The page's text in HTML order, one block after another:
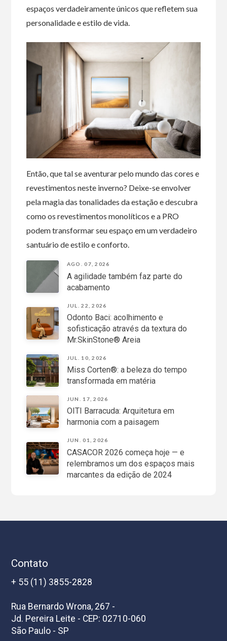
espaços verdadeiramente únicos que refletem sua
personalidade e estilo de vida.
Então, que tal se aventurar pelo mundo das cores e
revestimentos neste inverno? Deixe-se envolver
pela magia das tonalidades da estação e descubra
como os revestimentos monolíticos e a PRO
podem transformar seu espaço em um verdadeiro
santuário de estilo e conforto.
AGO. 07, 2026
A agilidade também faz parte do
acabamento
JUL. 22, 2026
Odonto Baci: acolhimento e
sofisticação através da textura do
Mr.SkinStone® Areia
JUL. 10, 2026
Miss Corten®: a beleza do tempo
transformada em matéria
JUN. 17, 2026
OITI Barracuda: Arquitetura em
harmonia com a paisagem
JUN. 01, 2026
CASACOR 2026 começa hoje — e
relembramos um dos espaços mais
marcantes da edição de 2024
Contato
+ 55 (11) 3855-2828
Rua Bernardo Wrona, 267 -
Jd. Pereira Leite - CEP: 02710-060
São Paulo - SP